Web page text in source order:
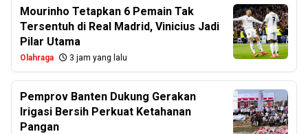
Mourinho Tetapkan 6 Pemain Tak
Tersentuh di Real Madrid, Vinicius Jadi
Pilar Utama
Olahraga 3 jam yang lalu
Pemprov Banten Dukung Gerakan
Irigasi Bersih Perkuat Ketahanan
Pangan